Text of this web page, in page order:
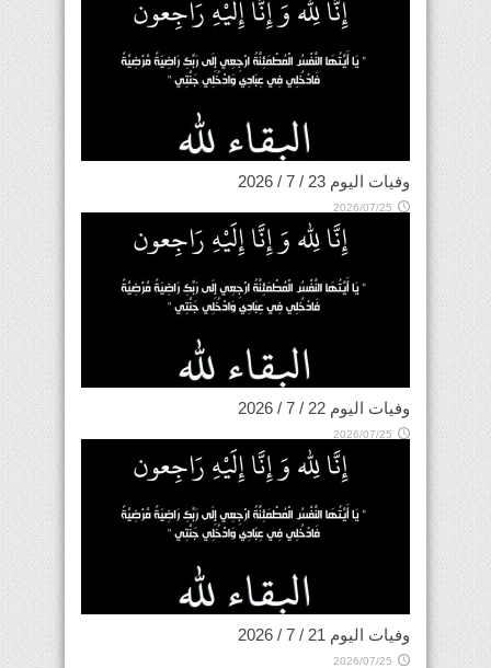
وفيات اليوم 23 / 7 / 2026
2026/07/25
وفيات اليوم 22 / 7 / 2026
2026/07/25
وفيات اليوم 21 / 7 / 2026
2026/07/25